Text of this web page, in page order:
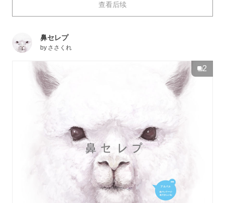
画作品特辑。也不知是被纯粹的眼睛看透了内心，还是被
过分强烈的目光所压制，敬请欣赏这些透过屏幕都能令人
查看后续
鼻セレプ
by ささくれ
2